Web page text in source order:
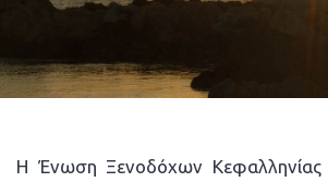
Η Ένωση Ξενοδόχων Κεφαλληνίας